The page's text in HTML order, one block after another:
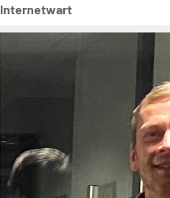
Internetwart